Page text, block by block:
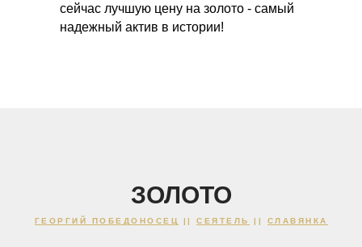
сейчас лучшую цену на золото - самый
надежный актив в истории!
ЗОЛОТО
ГЕОРГИЙ ПОБЕДОНОСЕЦ || СЕЯТЕЛЬ || СЛАВЯНКА